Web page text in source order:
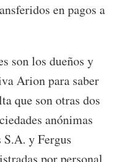
en pagos a
son los dueños y
Arion para saber
que son otras dos
anónimas
y Fergus
por personal